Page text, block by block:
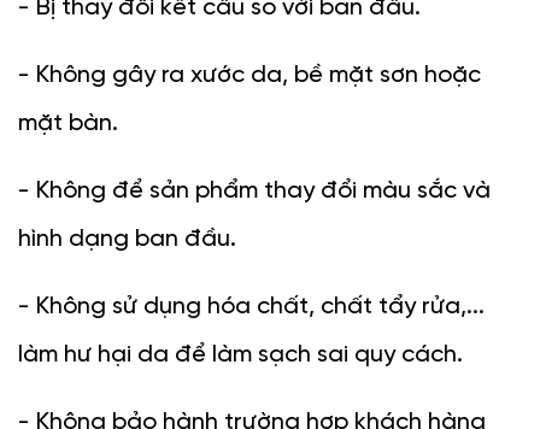
- Bị thay đổi kết cấu so với ban đầu.
- Không gây ra xước da, bề mặt sơn hoặc
mặt bàn.
- Không để sản phẩm thay đổi màu sắc và
hình dạng ban đầu.
- Không sử dụng hóa chất, chất tẩy rửa,...
làm hư hại da để làm sạch sai quy cách.
- Không bảo hành trường hợp khách hàng